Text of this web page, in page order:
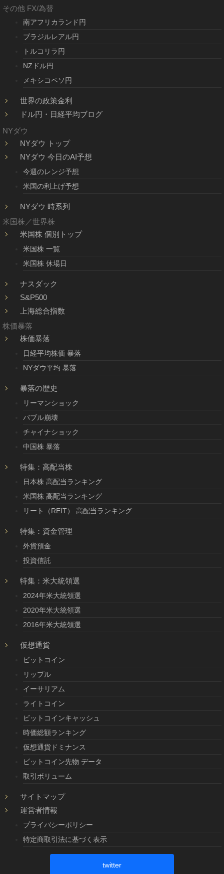
その他 FX/為替
南アフリカランド円
ブラジルレアル円
トルコリラ円
NZドル円
メキシコペソ円
世界の政策金利
ドル円・日経平均ブログ
NYダウ
NYダウ トップ
NYダウ 今日のAI予想
今週のレンジ予想
米国の利上げ予想
NYダウ 時系列
米国株／世界株
米国株 個別トップ
米国株 一覧
米国株 休場日
ナスダック
S&P500
上海総合指数
株価暴落
株価暴落
日経平均株価 暴落
NYダウ平均 暴落
暴落の歴史
リーマンショック
バブル崩壊
チャイナショック
中国株 暴落
特集：高配当株
日本株 高配当ランキング
米国株 高配当ランキング
リート（REIT） 高配当ランキング
特集：資金管理
外貨預金
投資信託
特集：米大統領選
2024年米大統領選
2020年米大統領選
2016年米大統領選
仮想通貨
ビットコイン
リップル
イーサリアム
ライトコイン
ビットコインキャッシュ
時価総額ランキング
仮想通貨ドミナンス
ビットコイン先物 データ
取引ボリューム
サイトマップ
運営者情報
プライバシーポリシー
特定商取引法に基づく表示
twitter